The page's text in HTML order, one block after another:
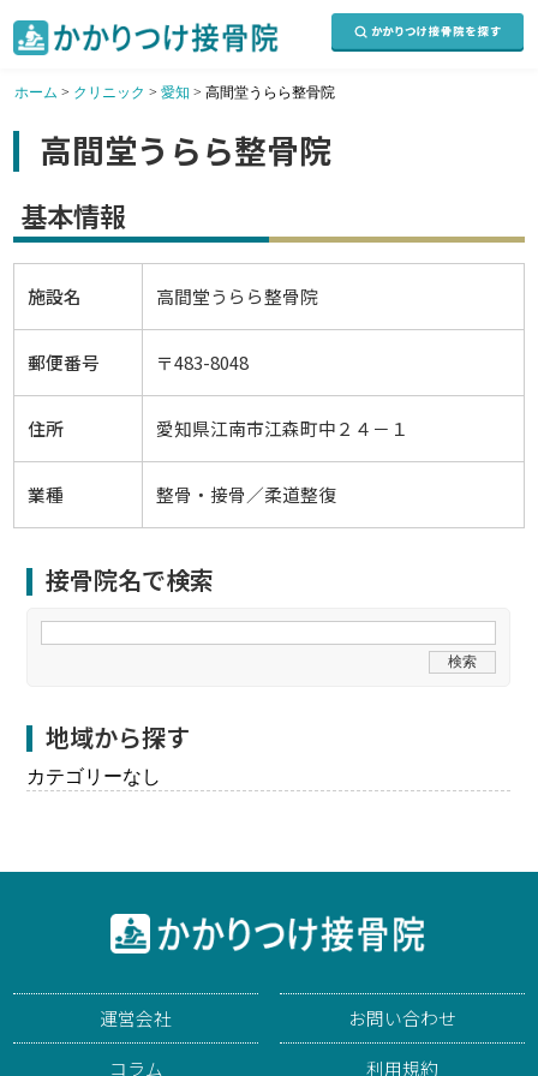
ホーム > クリニック > 愛知 > 高間堂うらら整骨院
高間堂うらら整骨院
基本情報
施設名 高間堂うらら整骨院
郵便番号 〒483-8048
住所 愛知県江南市江森町中２４－１
業種 整骨・接骨／柔道整復
接骨院名で検索
地域から探す
カテゴリーなし
運営会社
コラム
お問い合わせ
利用規約